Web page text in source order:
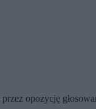
opozycję